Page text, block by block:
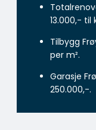
13.000,- til
Tilbygg
per m².
Garasje
250.000,-.